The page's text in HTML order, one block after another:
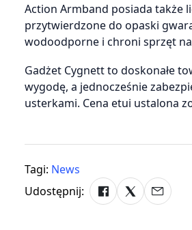
Action Armband posiada także
przytwierdzone do opaski
wodoodporne i chroni sprzęt
Gadżet Cygnett to doskonałe
wygodę, a jednocześnie
usterkami. Cena etui ustalona
Tagi: News
Udostępnij: